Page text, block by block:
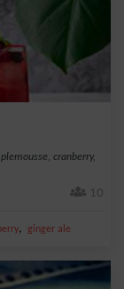
cranberry,
10
, ginger ale